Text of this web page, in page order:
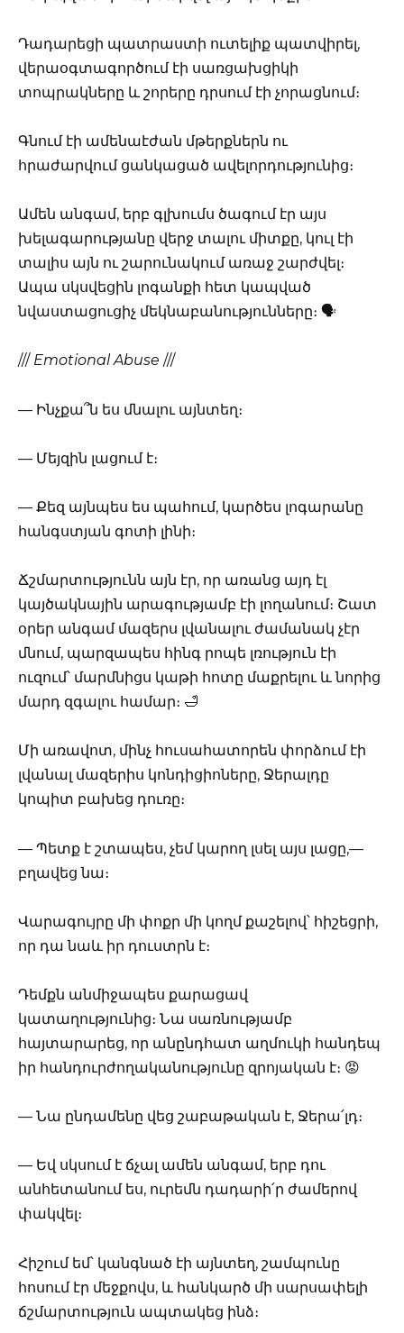
Դադարեցի պատրաստի ուտելիք պատվիրել,
վերաօգտագործում էի սառցախցիկի
տոպրակները և շորերը դրսում էի չորացնում։
Գնում էի ամենաէժան մթերքներն ու
հրաժարվում ցանկացած ավելորդությունից։
Ամեն անգամ, երբ գլխումս ծագում էր այս
խելագարությանը վերջ տալու միտքը, կուլ էի
տալիս այն ու շարունակում առաջ շարժվել։
Ապա սկսվեցին լոգանքի հետ կապված
նվաստացուցիչ մեկնաբանությունները։ 🗣️
/// Emotional Abuse ///
— Ինչքա՞ն ես մնալու այնտեղ։
— Մեյզին լացում է։
— Քեզ այնպես ես պահում, կարծես լոգարանը
հանգստյան գոտի լինի։
Ճշմարտությունն այն էր, որ առանց այդ էլ
կայծակնային արագությամբ էի լողանում։ Շատ
օրեր անգամ մազերս լվանալու ժամանակ չէր
մնում, պարզապես հինգ րոպե լռություն էի
ուզում՝ մարմնիցս կաթի հոտը մաքրելու և նորից
մարդ զգալու համար։ 🛁
Մի առավոտ, մինչ հուսահատորեն փորձում էի
լվանալ մազերիս կոնդիցիոները, Ջերալդը
կոպիտ բախեց դուռը։
— Պետք է շտապես, չեմ կարող լսել այս լացը,—
բղավեց նա։
Վարագույրը մի փոքր մի կողմ քաշելով՝ հիշեցրի,
որ դա նաև իր դուստրն է։
Դեմքն անմիջապես քարացավ
կատաղությունից։ Նա սառնությամբ
հայտարարեց, որ անընդհատ աղմուկի հանդեպ
իր հանդուրժողականությունը զրոյական է։ 😡
— Նա ընդամենը վեց շաբաթական է, Ջերա՛լդ։
— Եվ սկսում է ճչալ ամեն անգամ, երբ դու
անհետանում ես, ուրեմն դադարի՛ր ժամերով
փակվել։
Հիշում եմ՝ կանգնած էի այնտեղ, շամպունը
հոսում էր մեջքովս, և հանկարծ մի սարսափելի
ճշմարտություն ապտակեց ինձ։